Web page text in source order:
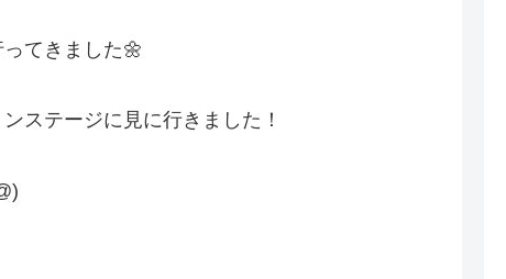
てきました🌼
ステージに見に行きました！